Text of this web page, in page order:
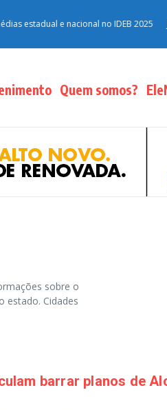
e nacional no IDEB 2025
Quem somos?
sobre o
estado. Cidades
barrar planos de